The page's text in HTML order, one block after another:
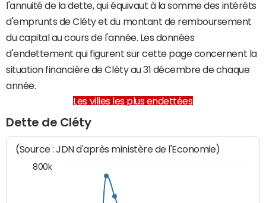
l'annuité de la dette, qui équivaut à la somme des intérêts
d'emprunts de Cléty et du montant de remboursement
du capital au cours de l'année. Les données
d'endettement qui figurent sur cette page concernent la
situation financière de Cléty au 31 décembre de chaque
année.
Les villes les plus endettées
Dette de Cléty
(Source : JDN d'après ministère de l'Economie)
800k